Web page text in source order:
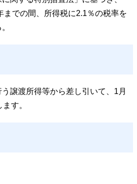
までの間、所得税に2.1％の税率を
譲渡所得等から差し引いて、1月
す。